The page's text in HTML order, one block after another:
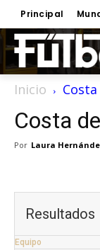
Principal
Inicio
Costa
Por Laura
Resultados
Equipo